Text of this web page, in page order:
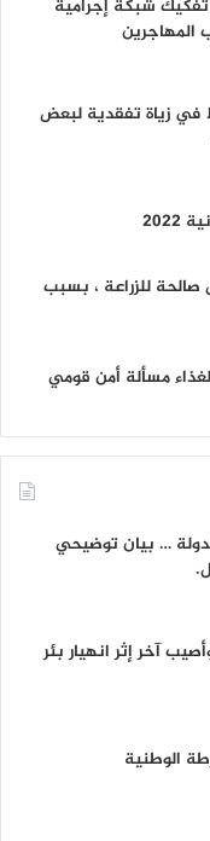
شبكة إجرامية
زياة تفقدية لبعض
للزراعة ، بسبب
مسألة أمن قومي
… بيان توضيحي
آخر إثر انهيار بئر
الوطنية